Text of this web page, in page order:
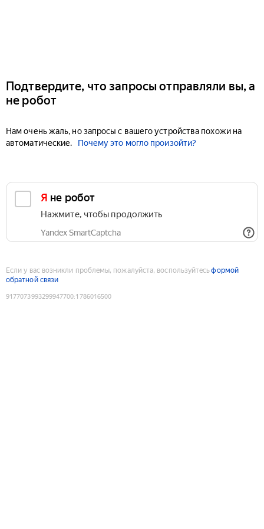
Подтвердите, что запросы отправляли вы, а
не робот
Нам очень жаль, но запросы с вашего устройства похожи на
автоматические.
Почему это могло произойти?
Я не робот
Нажмите, чтобы продолжить
Yandex SmartCaptcha
Если у вас возникли проблемы, пожалуйста, воспользуйтесьформой
обратной связи
9177073993299947700:1786016500